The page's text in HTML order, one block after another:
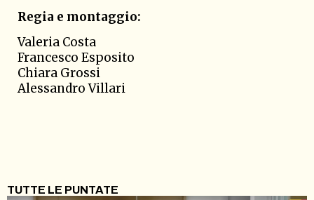
Regia e montaggio:
Valeria Costa
Francesco Esposito
Chiara Grossi
Alessandro Villari
TUTTE LE PUNTATE